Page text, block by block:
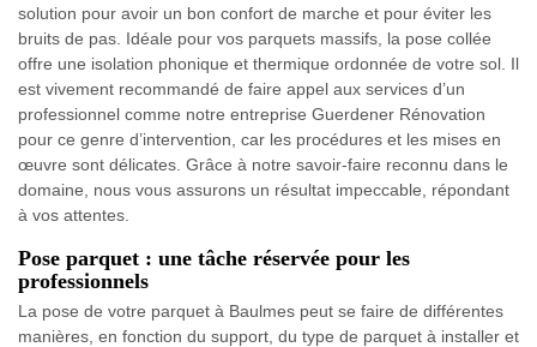
solution pour avoir un bon confort de marche et pour éviter les
bruits de pas. Idéale pour vos parquets massifs, la pose collée
offre une isolation phonique et thermique ordonnée de votre sol. Il
est vivement recommandé de faire appel aux services d’un
professionnel comme notre entreprise Guerdener Rénovation
pour ce genre d’intervention, car les procédures et les mises en
œuvre sont délicates. Grâce à notre savoir-faire reconnu dans le
domaine, nous vous assurons un résultat impeccable, répondant
à vos attentes.
Pose parquet : une tâche réservée pour les
professionnels
La pose de votre parquet à Baulmes peut se faire de différentes
manières, en fonction du support, du type de parquet à installer et